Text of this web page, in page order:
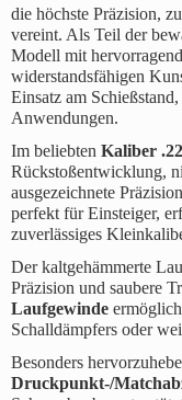
die höchste Präzision,
vereint. Als Teil der
Modell mit
widerstandsfähigen
Einsatz am
Anwendungen.
Im beliebten Kaliber
Rückstoßentwicklung,
ausgezeichnete
perfekt für Einsteiger,
zuverlässiges
Der kaltgehämmerte
Präzision und saubere
Laufgewinde
Schalldämpfers oder
Besonders
Druckpunkt-/